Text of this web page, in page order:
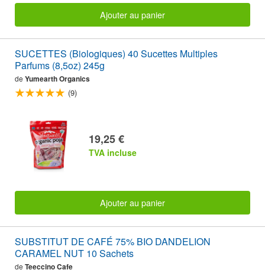
Ajouter au panier
SUCETTES (Biologiques) 40 Sucettes Multiples
Parfums (8,5oz) 245g
de Yumearth Organics
(9)
19,25 €
TVA incluse
Ajouter au panier
SUBSTITUT DE CAFÉ 75% BIO DANDELION
CARAMEL NUT 10 Sachets
de Teeccino Cafe